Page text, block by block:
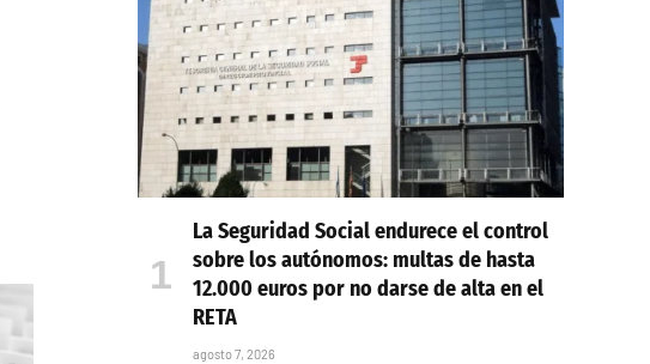
La Seguridad Social endurece el control
sobre los autónomos: multas de hasta
12.000 euros por no darse de alta en el
RETA
agosto 7, 2026